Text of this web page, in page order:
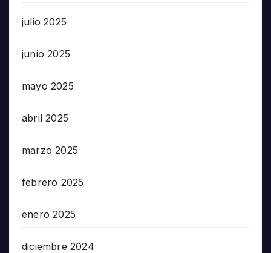
julio 2025
junio 2025
mayo 2025
abril 2025
marzo 2025
febrero 2025
enero 2025
diciembre 2024